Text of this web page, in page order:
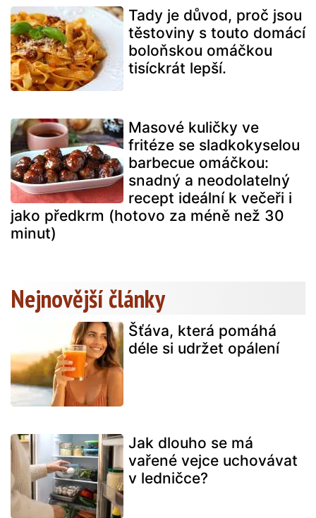
Tady je důvod, proč jsou
těstoviny s touto domácí
boloňskou omáčkou
tisíckrát lepší.
Masové kuličky ve
fritéze se sladkokyselou
barbecue omáčkou:
snadný a neodolatelný
recept ideální k večeři i
jako předkrm (hotovo za méně než 30
minut)
Nejnovější články
Šťáva, která pomáhá
déle si udržet opálení
Jak dlouho se má
vařené vejce uchovávat
v ledničce?